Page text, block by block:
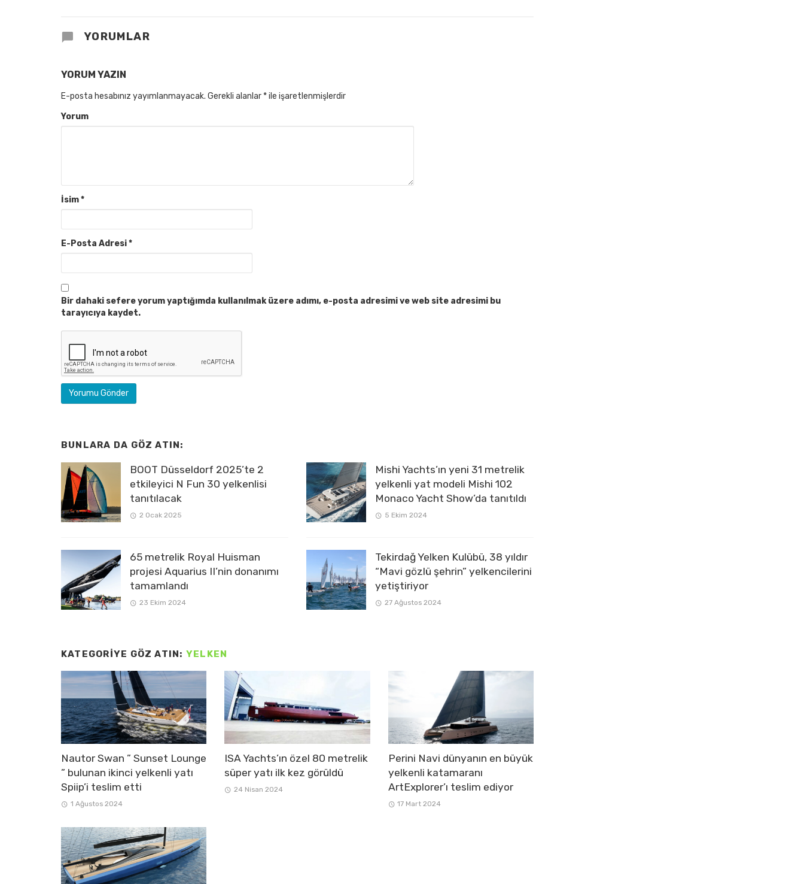
YORUMLAR
YORUM YAZIN
E-posta hesabınız yayımlanmayacak. Gerekli alanlar *ile işaretlenmişlerdir
Yorum
İsim*
E-Posta Adresi*
Bir dahaki sefere yorum yaptığımda kullanılmak üzere adımı, e-posta adresimi ve web site adresimi bu
tarayıcıya kaydet.
BUNLARA DA GÖZ ATIN:
BOOT Düsseldorf 2025’te 2
etkileyici N Fun 30 yelkenlisi
tanıtılacak
2 Ocak 2025
65 metrelik Royal Huisman
projesi Aquarius II’nin donanımı
tamamlandı
23 Ekim 2024
Mishi Yachts’ın yeni 31 metrelik
yelkenli yat modeli Mishi 102
Monaco Yacht Show’da tanıtıldı
5 Ekim 2024
Tekirdağ Yelken Kulübü, 38 yıldır
“Mavi gözlü şehrin” yelkencilerini
yetiştiriyor
27 Ağustos 2024
KATEGORIYE GÖZ ATIN: YELKEN
Nautor Swan ” Sunset Lounge
” bulunan ikinci yelkenli yatı
Spiip’i teslim etti
1 Ağustos 2024
ISA Yachts’ın özel 80 metrelik
süper yatı ilk kez görüldü
24 Nisan 2024
Perini Navi dünyanın en büyük
yelkenli katamaranı
ArtExplorer’ı teslim ediyor
17 Mart 2024